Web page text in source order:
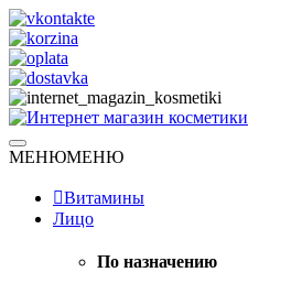
Skip
to
content
Интернет магазин
Натуральная косметика
МЕНЮМЕНЮ
Витамины
Лицо
По назначению